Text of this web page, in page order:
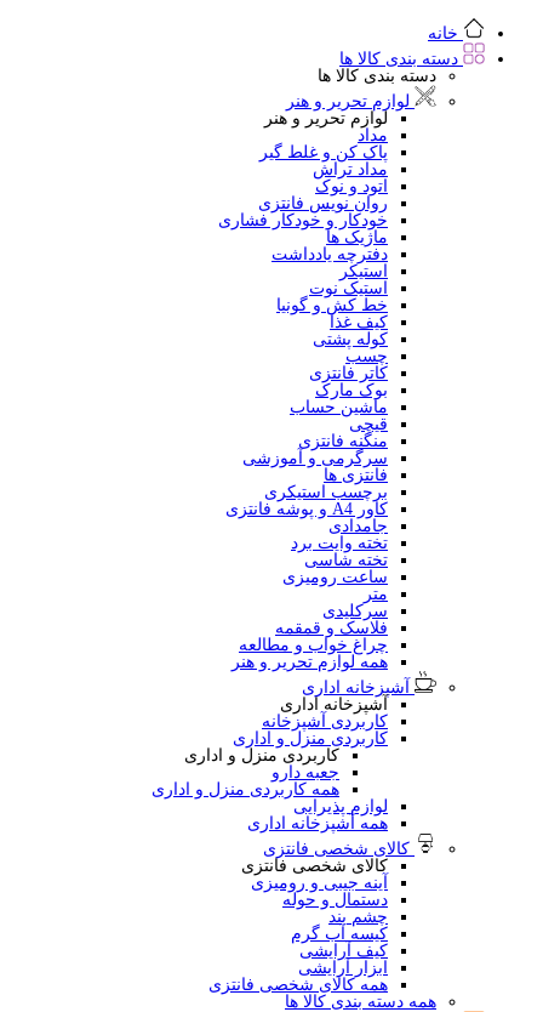
خانه
دسته بندی کالا ها
دسته بندی کالا ها
لوازم تحریر و هنر
لوازم تحریر و هنر
مداد
پاک کن و غلط گیر
مداد تراش
اتود و نوک
روان نویس فانتزی
خودکار و خودکار فشاری
ماژیک ها
دفترچه یادداشت
استیکر
استیک نوت
خط کش و گونیا
کیف غذا
کوله پشتی
چسب
کاتر فانتزی
بوک مارک
ماشین حساب
قیچی
منگنه فانتزی
سرگرمی و آموزشی
فانتزی ها
برچسب استیکری
کاور A4 و پوشه فانتزی
جامدادی
تخته وایت برد
تخته شاسی
ساعت رومیزی
متر
سرکلیدی
فلاسک و قمقمه
چراغ خواب و مطالعه
همه لوازم تحریر و هنر
آشپزخانه اداری
آشپزخانه اداری
کاربردی آشپزخانه
کاربردی منزل و اداری
کاربردی منزل و اداری
جعبه دارو
همه کاربردی منزل و اداری
لوازم پذیرایی
همه آشپزخانه اداری
کالای شخصی فانتزی
کالای شخصی فانتزی
آینه جیبی و رومیزی
دستمال و حوله
چشم بند
کیسه آب گرم
کیف آرایشی
ابزار آرایشی
همه کالای شخصی فانتزی
همه دسته بندی کالا ها